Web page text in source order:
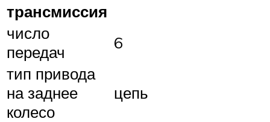
трансмиссия
число
передач
6
тип привода
на заднее
колесо
цепь